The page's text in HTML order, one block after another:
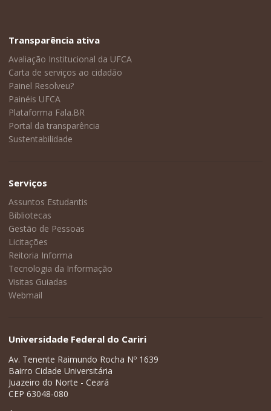
Transparência ativa
Avaliação Institucional da UFCA
Carta de serviços ao cidadão
Painel Resolveu?
Painéis UFCA
Plataforma Fala.BR
Portal da transparência
Sustentabilidade
Serviços
Assuntos Estudantis
Bibliotecas
Gestão de Pessoas
Licitações
Reitoria Informa
Tecnologia da Informação
Visitas Guiadas
Webmail
Universidade Federal do Cariri
Av. Tenente Raimundo Rocha Nº 1639
Bairro Cidade Universitária
Juazeiro do Norte - Ceará
CEP 63048-080